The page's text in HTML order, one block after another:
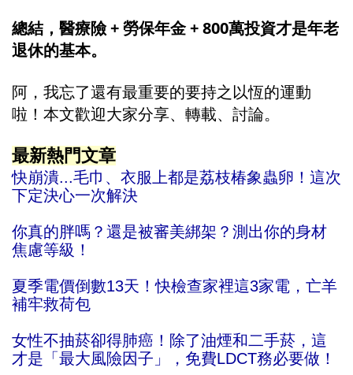
總結，醫療險 + 勞保年金 + 800萬投資才是年老
退休的基本。
阿，我忘了還有最重要的要持之以恆的運動
啦！ 本文歡迎大家分享、轉載、討論。
最新熱門文章
快崩潰...毛巾、衣服上都是荔枝椿象蟲卵！這次
下定決心一次解決
你真的胖嗎？還是被審美綁架？測出你的身材
焦慮等級！
夏季電價倒數13天！快檢查家裡這3家電，亡羊
補牢救荷包
女性不抽菸卻得肺癌！除了油煙和二手菸，這
才是「最大風險因子」，免費LDCT務必要做！